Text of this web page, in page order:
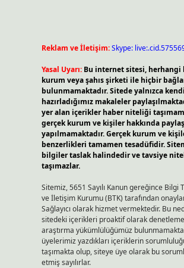
Reklam ve İletişim:Skype:
Yasal Uyarı: Bu internet sitesi, herhangi
kurum veya şahıs şirketi ile hiçbir
bulunmamaktadır. Sitede yalnızca kendi
hazırladığımız makaleler
yer alan içerikler haber niteliği
gerçek kurum ve kişiler hakkında
yapılmamaktadır. Gerçek kurum ve
benzerlikleri tamamen tesadüfidir.
bilgiler taslak halindedir ve tavsiye
taşımazlar.
Sitemiz, 5651 Sayılı Kanun gereğince Bilgi
ve İletişim Kurumu (BTK) tarafından
Sağlayıcı olarak hizmet vermektedir. Bu
sitedeki içerikleri proaktif olarak
araştırma yükümlülüğümüz
üyelerimiz yazdıkları içeriklerin
taşımakta olup, siteye üye olarak bu
etmiş sayılırlar.